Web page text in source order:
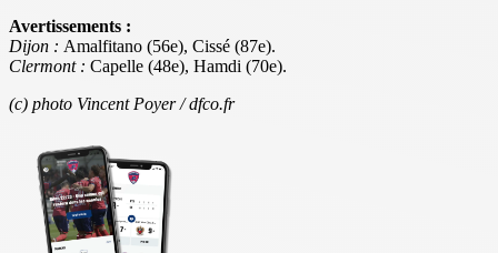
Avertissements :
Dijon : Amalfitano (56e), Cissé (87e).
Clermont : Capelle (48e), Hamdi (70e).
(c) photo Vincent Poyer / dfco.fr